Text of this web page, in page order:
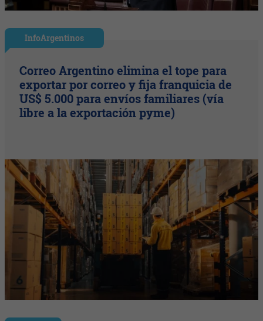
InfoArgentinos
Correo Argentino elimina el tope para
exportar por correo y fija franquicia de
US$ 5.000 para envíos familiares (vía
libre a la exportación pyme)